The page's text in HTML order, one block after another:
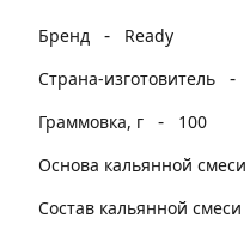
Бренд -
Ready
Страна-изготовитель
-
Граммовка, г
-
100
Основа кальянной смеси
Состав кальянной смеси